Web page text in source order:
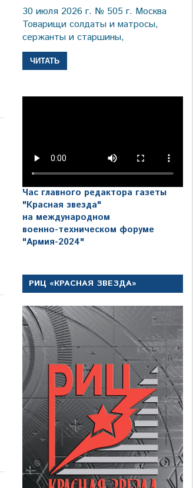
30 июля 2026 г. № 505 г. Москва
Товарищи солдаты и матросы,
сержанты и старшины,
ЧИТАТЬ
Час главного редактора газеты
"Красная звезда"
на международном
военно-техническом форуме
"Армия-2024"
РИЦ «КРАСНАЯ ЗВЕЗДА»